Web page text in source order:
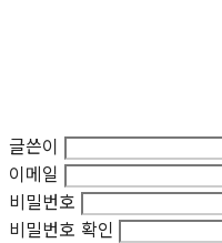
글쓴이
이메일
비밀번호
비밀번호 확인